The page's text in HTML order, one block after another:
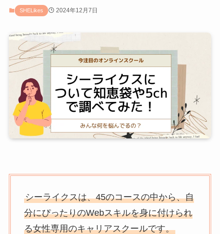
SHELikes 2024年12月7日
シーライクスは、45のコースの中から、自
分にぴったりのWebスキルを身に付けられ
る女性専用のキャリアスクールです。